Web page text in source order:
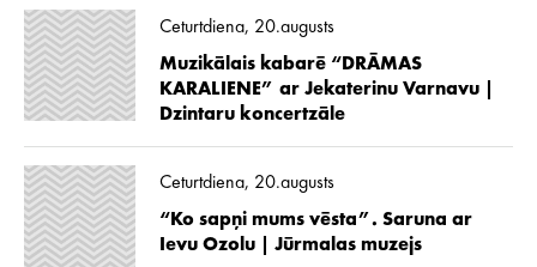
Ceturtdiena, 20.augusts
Muzikālais kabarē “DRĀMAS
KARALIENE” ar Jekaterinu Varnavu |
Dzintaru koncertzāle
Ceturtdiena, 20.augusts
“Ko sapņi mums vēsta”. Saruna ar
Ievu Ozolu | Jūrmalas muzejs